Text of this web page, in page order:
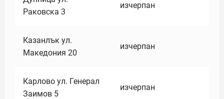
Раковска 3
изчерпан
Казанлък ул.
Македония 20
изчерпан
Карлово ул. Генерал
Заимов 5
изчерпан